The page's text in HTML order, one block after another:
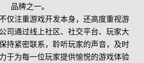
品牌之一。
仅注重游戏开发本身，还高度重视游
司通过线上社区、社交平台、玩家大
持紧密联系，聆听玩家的声音，及时
于为每一位玩家提供愉悦的游戏体验